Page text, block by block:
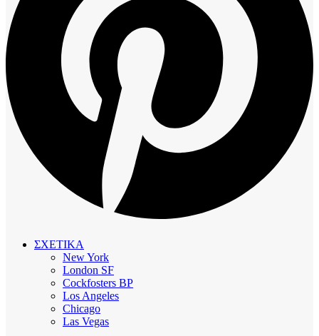
ΣΧΕΤΙΚΑ
New York
London SF
Cockfosters BP
Los Angeles
Chicago
Las Vegas